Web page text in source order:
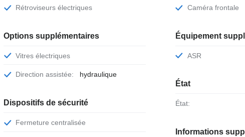
Rétroviseurs électriques
Options supplémentaires
Vitres électriques
Direction assistée: hydraulique
Dispositifs de sécurité
Fermeture centralisée
Caméra frontale
Équipement
ASR
État
État:
Informations